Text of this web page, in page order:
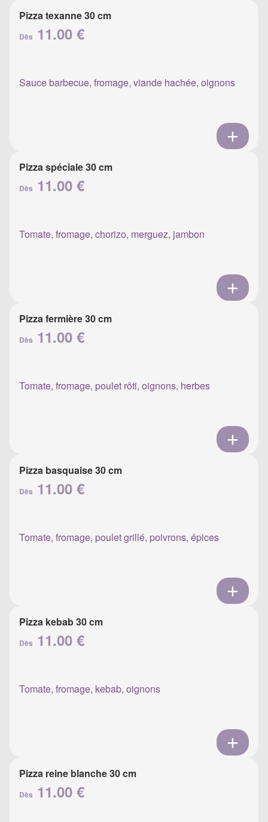
Pizza texanne 30 cm
Dès 11.00 €
Sauce barbecue, fromage, viande hachée, oignons
Pizza spéciale 30 cm
Dès 11.00 €
Tomate, fromage, chorizo, merguez, jambon
Pizza fermière 30 cm
Dès 11.00 €
Tomate, fromage, poulet rôti, oignons, herbes
Pizza basquaise 30 cm
Dès 11.00 €
Tomate, fromage, poulet grillé, poivrons, épices
Pizza kebab 30 cm
Dès 11.00 €
Tomate, fromage, kebab, oignons
Pizza reine blanche 30 cm
Dès 11.00 €